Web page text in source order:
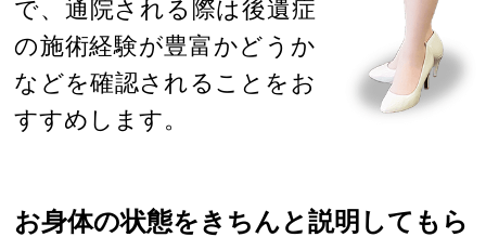
で、通院される際は後遺症
の施術経験が豊富かどうか
などを確認されることをお
すすめします。
お身体の状態をきちんと説明してもら